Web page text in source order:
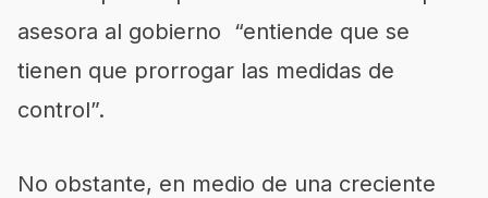
asesora al gobierno “entiende que se
tienen que prorrogar las medidas de
control”.
No obstante, en medio de una creciente